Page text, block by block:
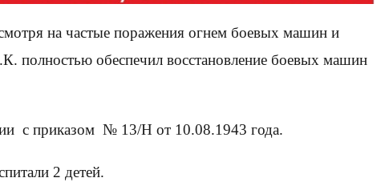
на частые поражения огнем боевых машин и
полностью обеспечил восстановление боевых машин
с приказом № 13/Н от 10.08.1943 года.
2 детей.